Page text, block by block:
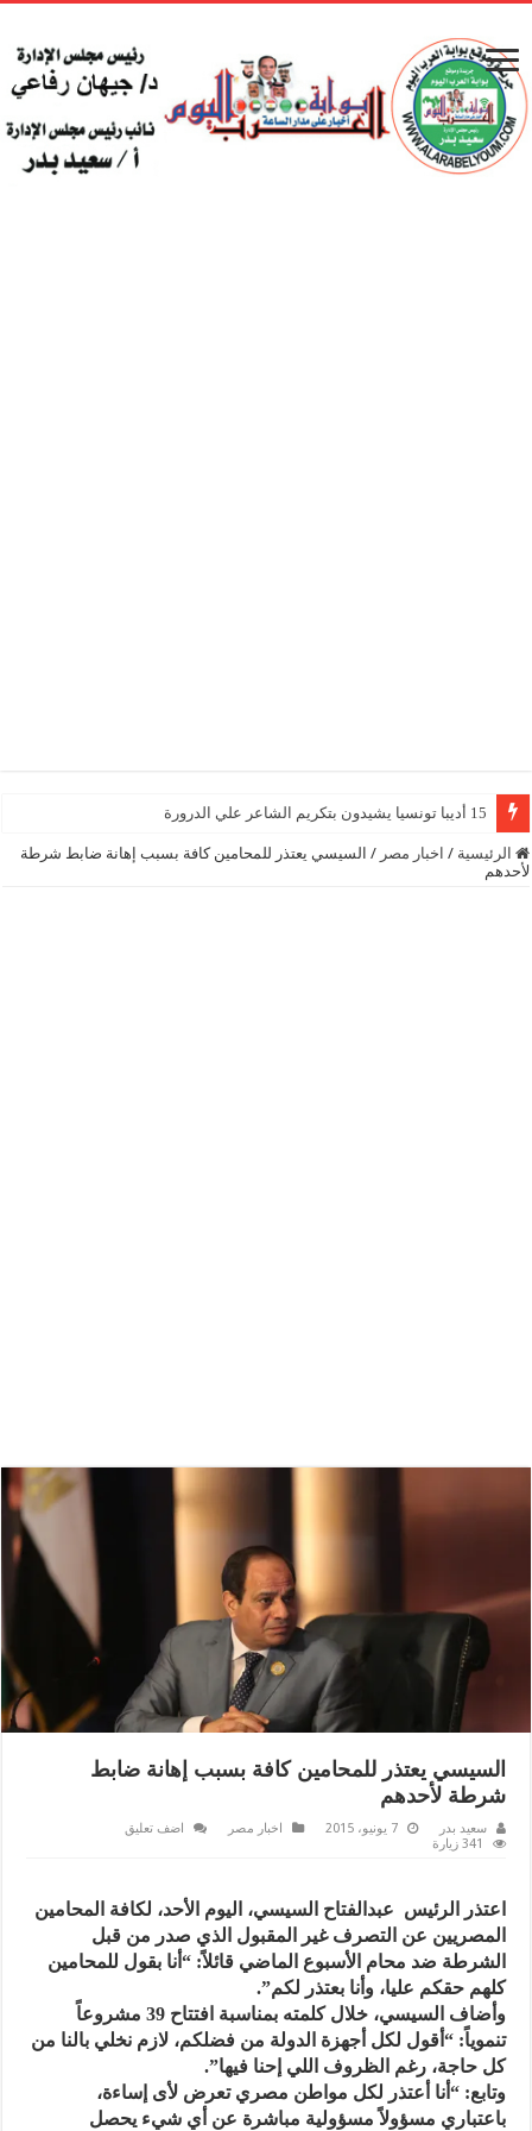
15 أديبا تونسيا يشيدون بتكريم الشاعر علي الدرورة
الرئيسية / اخبار مصر /
السيسي يعتذر للمحامين كافة بسبب إهانة ضابط شرطة
لأحدهم
السيسي يعتذر للمحامين كافة بسبب إهانة ضابط
شرطة لأحدهم
سعيد بدر 7 يونيو، 2015 اخبار مصر
اضف تعليق
341 زيارة
اعتذر الرئيس عبدالفتاح السيسي، اليوم الأحد، لكافة المحامين
المصريين عن التصرف غير المقبول الذي صدر من قبل
الشرطة ضد محام الأسبوع الماضي قائلاً: “أنا بقول للمحامين
كلهم حقكم عليا، وأنا بعتذر لكم”.
وأضاف السيسي، خلال كلمته بمناسبة افتتاح 39 مشروعاً
تنموياً: “أقول لكل أجهزة الدولة من فضلكم، لازم نخلي بالنا من
كل حاجة، رغم الظروف اللي إحنا فيها”.
وتابع: “أنا أعتذر لكل مواطن مصري تعرض لأى إساءة،
باعتباري مسؤولاً مسؤولية مباشرة عن أي شيء يحصل